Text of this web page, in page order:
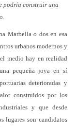
podría construir una
Marbella o dos en esa
urbanos modernos y
medio hay en realidad
pequeña joya en sí
deterioradas y
construidos por los
y que desde
lugares son candidatos